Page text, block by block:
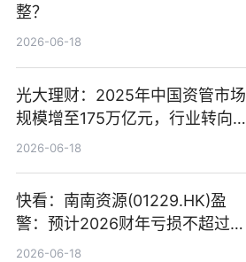
整？
2026-06-18
光大理财：2025年中国资管市场
规模增至175万亿元，行业转向
“量质并重”
2026-06-18
快看：南南资源(01229.HK)盈
警：预计2026财年亏损不超过
1000万港元
2026-06-18